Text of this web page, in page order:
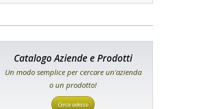
Catalogo Aziende e Prodotti
Un modo semplice per cercare un'azienda
o un prodotto!
Cerca adesso